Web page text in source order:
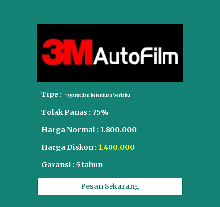
Tipe :*syarat dan ketentuan berlaku
Tolak Panas : 75%
Harga Normal : 1.800.000
Harga Diskon : 1.400.000
Garansi : 5 tahun
Pesan Sekarang